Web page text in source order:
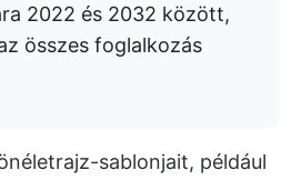
2022 és 2032 között,
összes foglalkozás
sablonjait, például